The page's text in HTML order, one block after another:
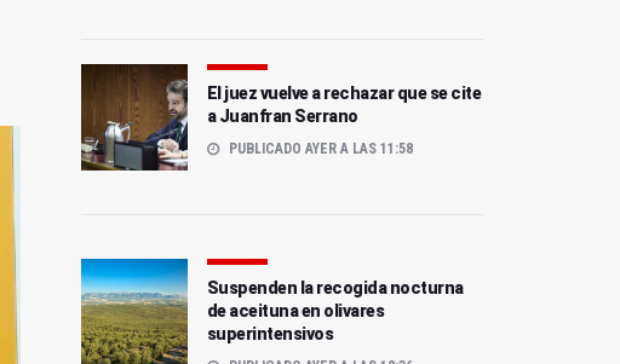
El juez vuelve a rechazar que se cite
a Juanfran Serrano
PUBLICADO AYER A LAS 11:58
Suspenden la recogida nocturna
de aceituna en olivares
superintensivos